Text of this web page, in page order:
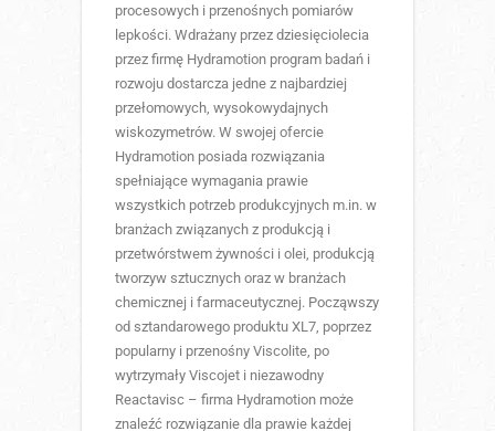
procesowych i przenośnych pomiarów
lepkości. Wdrażany przez dziesięciolecia
przez firmę Hydramotion program badań i
rozwoju dostarcza jedne z najbardziej
przełomowych, wysokowydajnych
wiskozymetrów. W swojej ofercie
Hydramotion posiada rozwiązania
spełniające wymagania prawie
wszystkich potrzeb produkcyjnych m.in. w
branżach związanych z produkcją i
przetwórstwem żywności i olei, produkcją
tworzyw sztucznych oraz w branżach
chemicznej i farmaceutycznej. Począwszy
od sztandarowego produktu XL7, poprzez
popularny i przenośny Viscolite, po
wytrzymały Viscojet i niezawodny
Reactavisc – firma Hydramotion może
znaleźć rozwiązanie dla prawie każdej